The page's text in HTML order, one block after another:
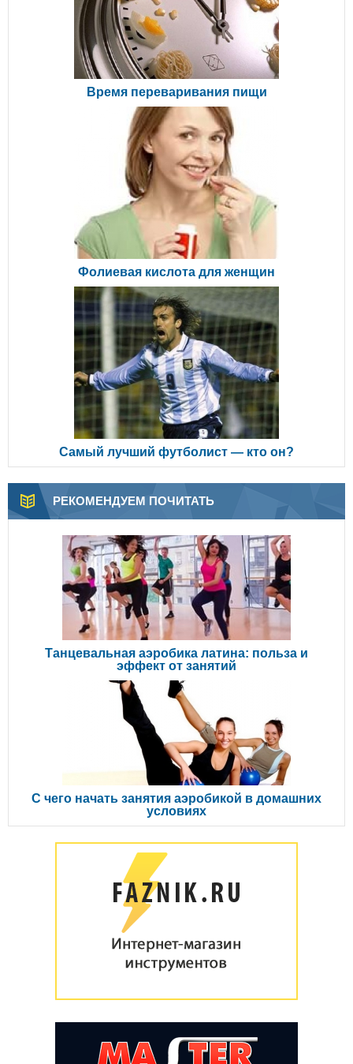
Время переваривания пищи
Фолиевая кислота для женщин
Самый лучший футболист — кто он?
РЕКОМЕНДУЕМ ПОЧИТАТЬ
Танцевальная аэробика латина: польза и
эффект от занятий
С чего начать занятия аэробикой в домашних
условиях